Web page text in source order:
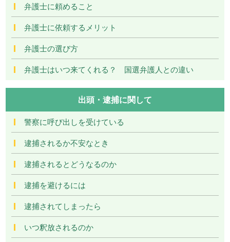
弁護士に頼めること
弁護士に依頼するメリット
弁護士の選び方
弁護士はいつ来てくれる？ 国選弁護人との違い
出頭・逮捕に関して
警察に呼び出しを受けている
逮捕されるか不安なとき
逮捕されるとどうなるのか
逮捕を避けるには
逮捕されてしまったら
いつ釈放されるのか